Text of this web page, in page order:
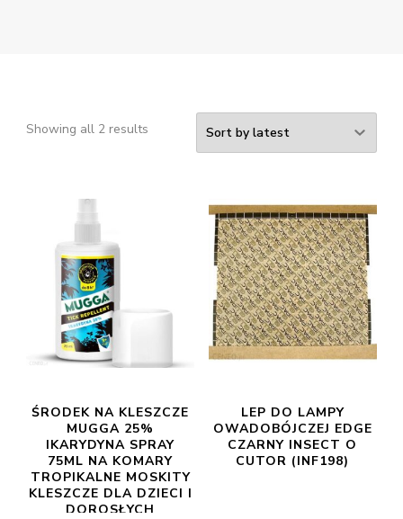
Showing all 2 results
ŚRODEK NA KLESZCZE
MUGGA 25%
IKARYDYNA SPRAY
75ML NA KOMARY
TROPIKALNE MOSKITY
KLESZCZE DLA DZIECI I
DOROSŁYCH
LEP DO LAMPY
OWADOBÓJCZEJ EDGE
CZARNY INSECT O
CUTOR (INF198)